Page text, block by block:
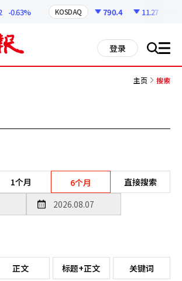
-0.63% KOSDAQ 790.4 11.27
登录 搜 all
主页 搜索
1个月 6个月 直接搜索
正文 标题+正文 关键词